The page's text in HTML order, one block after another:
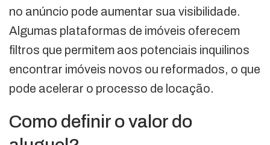
no anúncio pode aumentar sua visibilidade.
Algumas plataformas de imóveis oferecem
filtros que permitem aos potenciais inquilinos
encontrar imóveis novos ou reformados, o que
pode acelerar o processo de locação.
Como definir o valor do